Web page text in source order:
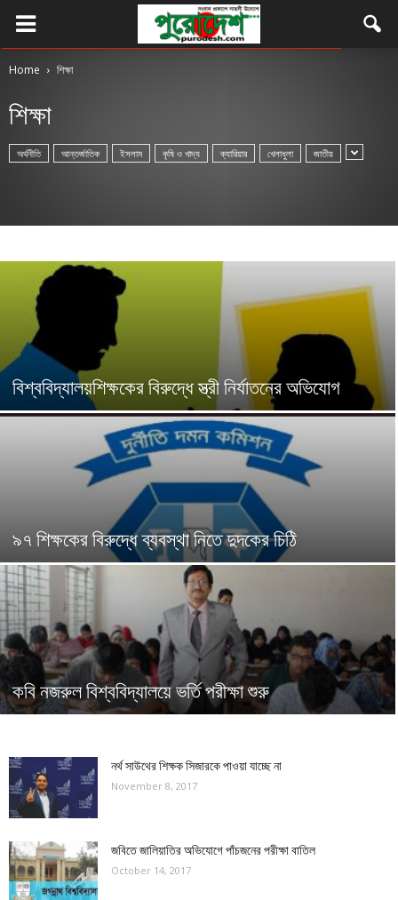
Home শিক্ষা
শিক্ষা
অর্থনীতি আন্তর্জাতিক ইসলাম কৃষি ও খাদ্য ক্যারিয়ার খেলাধুলা জাতীয়
বিশ্ববিদ্যালয়শিক্ষকের বিরুদ্ধে স্ত্রী নির্যাতনের অভিযোগ
৯৭ শিক্ষকের বিরুদ্ধে ব্যবস্থা নিতে দুদকের চিঠি
কবি নজরুল বিশ্ববিদ্যালয়ে ভর্তি পরীক্ষা শুরু
নর্থ সাউথের শিক্ষক সিজারকে পাওয়া যাচ্ছে না
November 8, 2017
জবিতে জালিয়াতির অভিযোগে পাঁচজনের পরীক্ষা বাতিল
October 14, 2017